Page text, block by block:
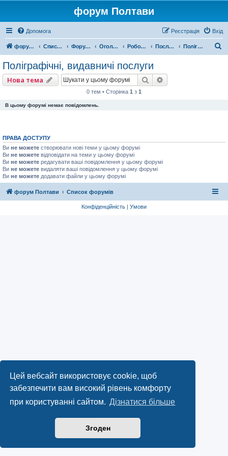
Цей вебсайт використовує cookie, щоб
забезпечити вам високий рівень комфорту
при користуванні сайтом. Дізнатися більше
Згоден
форум Полтави
Допомога Вхід
Реєстрація
форум Полтави Список форумів Форум міста Полтава Оголошення міста Полтава Робота, Послуги, Бізнес Послуги Поліграфічні, видавничі послуги
Поліграфічні, видавничі послуги
Нова тема Пошук
0 тем • Сторінка 1 з 1
В цьому форумі немає повідомлень.
ПРАВА ДОСТУПУ
Ви не можете створювати нові теми у цьому форумі
Ви не можете відповідати на теми у цьому форумі
Ви не можете редагувати ваші повідомлення у цьому форумі
Ви не можете видаляти ваші повідомлення у цьому форумі
Ви не можете додавати файли у цьому форумі
форум Полтави Список форумів
Конфіденційність | Умови